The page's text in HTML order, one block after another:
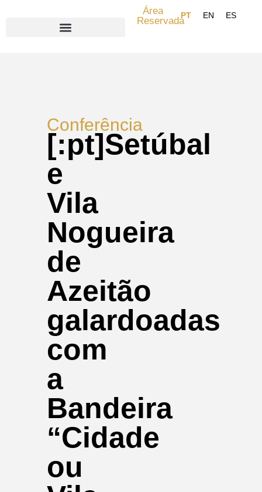
Área
Reservada
Conferência
[:pt]Setúbal
e
Vila
Nogueira
de
Azeitão
galardoadas
com
a
Bandeira
“Cidade
ou